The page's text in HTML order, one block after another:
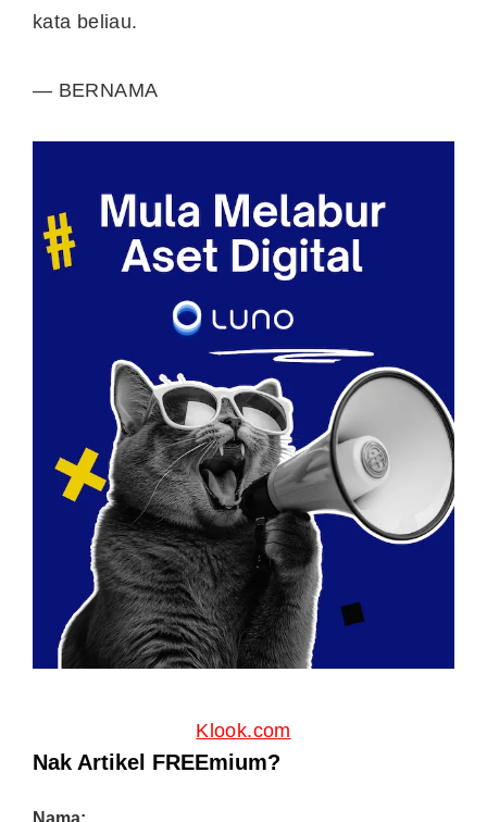
kata beliau.
— BERNAMA
Klook.com
Nak Artikel FREEmium?
Nama: